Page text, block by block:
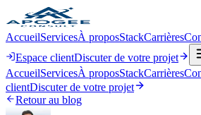
AccueilServicesÀ proposStackCarrières
Espace clientDiscuter de votre projet
AccueilServicesÀ proposStackCarrières
clientDiscuter de votre projet
Retour au blog